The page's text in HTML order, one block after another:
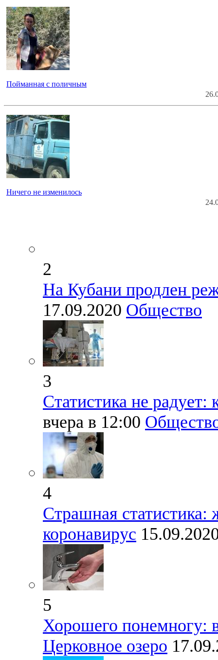
Пойманная с поличным
Ничего не изменилось
2
На Кубани продлен
17.09.2020 Общество
3
Статистика не радует:
вчера в 12:00
4
Страшная статистика:
коронавирус
5
Хорошего понемногу:
Церковное озеро